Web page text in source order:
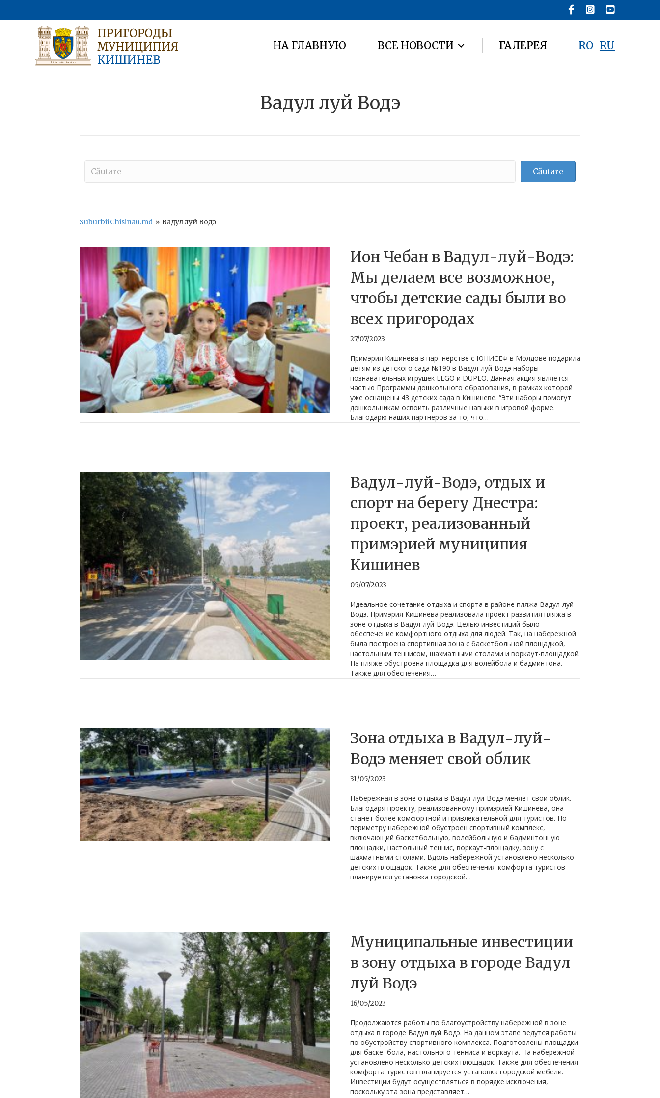
НА ГЛАВНУЮ ВСЕ НОВОСТИ ГАЛЕРЕЯ RO RU
Вадул луй Водэ
Căutare
Suburbii.Chisinau.md » Вадул луй Водэ
Ион Чебан в Вадул-луй-Водэ:
Мы делаем все возможное,
чтобы детские сады были во
всех пригородах
27/07/2023
Примэрия Кишинева в партнерстве с ЮНИСЕФ в Молдове подарила
детям из детского сада №190 в Вадул-луй-Водэ наборы
познавательных игрушек LEGO и DUPLO. Данная акция является
частью Программы дошкольного образования, в рамках которой
уже оснащены 43 детских сада в Кишиневе. “Эти наборы помогут
дошкольникам освоить различные навыки в игровой форме.
Благодарю наших партнеров за то, что…
Вадул-луй-Водэ, отдых и
спорт на берегу Днестра:
проект, реализованный
примэрией муниципия
Кишинев
05/07/2023
Идеальное сочетание отдыха и спорта в районе пляжа Вадул-луй-
Водэ. Примэрия Кишинева реализовала проект развития пляжа в
зоне отдыха в Вадул-луй-Водэ. Целью инвестиций было
обеспечение комфортного отдыха для людей. Так, на набережной
была построена спортивная зона с баскетбольной площадкой,
настольным теннисом, шахматными столами и воркаут-площадкой.
На пляже обустроена площадка для волейбола и бадминтона.
Также для обеспечения…
Зона отдыха в Вадул-луй-
Водэ меняет свой облик
31/05/2023
Набережная в зоне отдыха в Вадул-луй-Водэ меняет свой облик.
Благодаря проекту, реализованному примэрией Кишинева, она
станет более комфортной и привлекательной для туристов. По
периметру набережной обустроен спортивный комплекс,
включающий баскетбольную, волейбольную и бадминтонную
площадки, настольный теннис, воркаут-площадку, зону с
шахматными столами. Вдоль набережной установлено несколько
детских площадок. Также для обеспечения комфорта туристов
планируется установка городской…
Муниципальные инвестиции
в зону отдыха в городе Вадул
луй Водэ
16/05/2023
Продолжаются работы по благоустройству набережной в зоне
отдыха в городе Вадул луй Водэ. На данном этапе ведутся работы
по обустройству спортивного комплекса. Подготовлены площадки
для баскетбола, настольного тенниса и воркаута. На набережной
установлено несколько детских площадок. Также для обеспечения
комфорта туристов планируется установка городской мебели.
Инвестиции будут осуществляться в порядке исключения,
поскольку эта зона представляет…